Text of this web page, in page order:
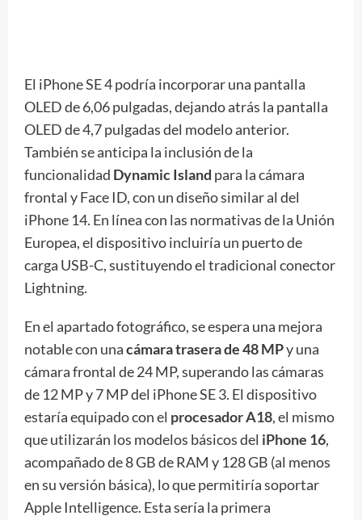
El iPhone SE 4 podría incorporar una pantalla
OLED de 6,06 pulgadas, dejando atrás la pantalla
OLED de 4,7 pulgadas del modelo anterior.
También se anticipa la inclusión de la
funcionalidad Dynamic Island para la cámara
frontal y Face ID, con un diseño similar al del
iPhone 14. En línea con las normativas de la Unión
Europea, el dispositivo incluiría un puerto de
carga USB-C, sustituyendo el tradicional conector
Lightning.
En el apartado fotográfico, se espera una mejora
notable con unacámara trasera de 48 MPy una
cámara frontal de 24 MP, superando las cámaras
de 12 MP y 7 MP del iPhone SE 3. El dispositivo
estaría equipado con el procesador A18, el mismo
que utilizarán los modelos básicos del iPhone 16,
acompañado de 8 GB de RAM y 128 GB (al menos
en su versión básica), lo que permitiría soportar
Apple Intelligence. Esta sería la primera